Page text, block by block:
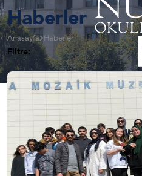
Anasayfa Haberler
Haberler
Filtre: